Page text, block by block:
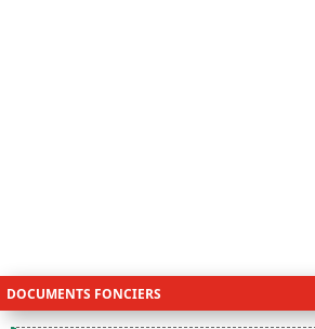
DOCUMENTS FONCIERS
Documents fonciers